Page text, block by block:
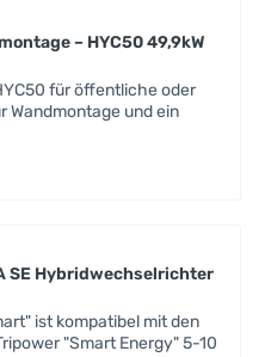
– HYC50 49,9kW
für öffentliche oder
Wandmontage und ein
SE Hybridwechselrichter
ist kompatibel mit den
"Smart Energy" 5-10